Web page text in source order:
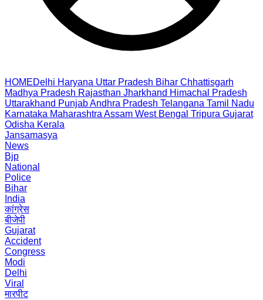
HOMEDelhi Haryana Uttar Pradesh Bihar Chhattisgarh
Madhya Pradesh Rajasthan Jharkhand Himachal Pradesh
Uttarakhand PunjabAndhra Pradesh Telangana Tamil Nadu
Karnataka Maharashtra Assam West Bengal Tripura Gujarat
Odisha Kerala
Jansamasya
News
Bjp
National
Police
Bihar
India
कांग्रेस
बीजेपी
Gujarat
Accident
Congress
Modi
Delhi
Viral
मारपीट